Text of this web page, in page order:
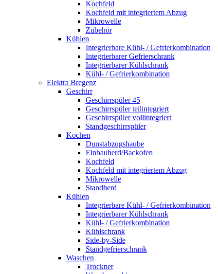
Kochfeld
Kochfeld mit integriertem Abzug
Mikrowelle
Zubehör
Kühlen
Integrierbare Kühl- / Gefrierkombination
Integrierbarer Gefrierschrank
Integrierbarer Kühlschrank
Kühl- / Gefrierkombination
Elektra Bregenz
Geschirr
Geschirrspüler 45
Geschirrspüler teilintegriert
Geschirrspüler vollintegriert
Standgeschirrspüler
Kochen
Dunstabzugshaube
Einbauherd/Backofen
Kochfeld
Kochfeld mit integriertem Abzug
Mikrowelle
Standherd
Kühlen
Integrierbare Kühl- / Gefrierkombination
Integrierbarer Kühlschrank
Kühl- / Gefrierkombination
Kühlschrank
Side-by-Side
Standgefrierschrank
Waschen
Trockner